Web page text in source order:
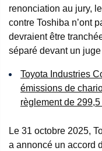
renonciation au jury,
contre Toshiba n’ont
devraient être
séparé devant un
Toyota Industries
émissions de
règlement de
Le 31 octobre 2025,
a annoncé un accord